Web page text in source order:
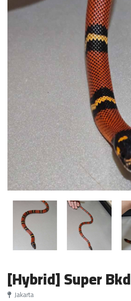
[Hybrid] Super Bkd
Jakarta